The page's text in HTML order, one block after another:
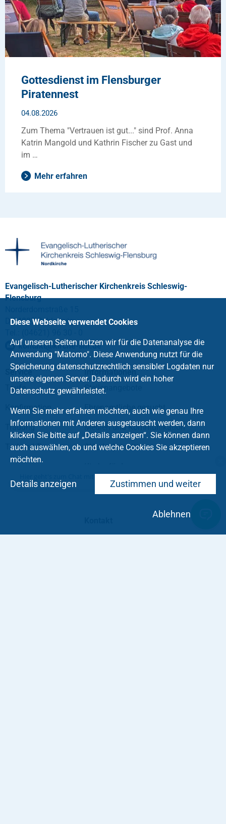
Gottesdienst im Flensburger
Piratennest
04.08.2026
Zum Thema "Vertrauen ist gut..." sind Prof. Anna
Katrin Mangold und Kathrin Fischer zu Gast und
im …
Mehr erfahren
Evangelisch-Lutherischer Kirchenkreis Schleswig-
Flensburg
D-24837 Schleswig
kontakt@ kirche-slfl.de
Service
Taufe
Konfirmation
Trauung
Tod und Trauer
Informationen
Stellenangebote
Ehrenamtliche gesucht
Medien und Kommunikation
(Wieder-)eintritt
Soziale Medien
Diese Webseite verwendet Cookies
Auf unseren Seiten nutzen wir für die Datenanalyse die
Anwendung "Matomo". Diese Anwendung nutzt für die
Speicherung datenschutzrechtlich sensibler Logdaten nur
unsere eigenen Server. Dadurch wird ein hoher
Datenschutz gewährleistet.
Wenn Sie mehr erfahren möchten, auch wie genau Ihre
Informationen mit Anderen ausgetauscht werden, dann
klicken Sie bitte auf „Details anzeigen“. Sie können dann
auch auswählen, ob und welche Cookies Sie akzeptieren
möchten.
Zustimmen und weiter
Details anzeigen
Ablehnen
Hier geht's zum Chat mit dem Team des Kirchenkreises